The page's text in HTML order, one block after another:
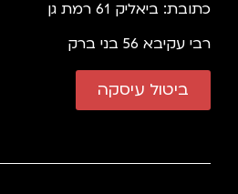
כתובת: ביאליק 61 רמת גן
רבי עקיבא 56 בני ברק
ביטול עיסקה